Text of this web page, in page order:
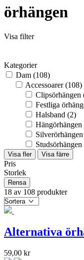
örhängen
Visa filter
Kategorier
Dam (108)
Accessoarer (108)
Clipsörhängen
Festliga
Halsband (2)
Hängörhängen
Silverörhängen
Studsörhängen
Visa fler Visa färre
Pris
Storlek
Rensa
18 av 108 produkter
Alternativa
59,00 kr